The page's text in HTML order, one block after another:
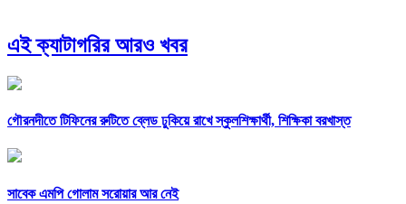
এই ক্যাটাগরির আরও খবর
গৌরনদীতে টিফিনের রুটিতে ব্লেড ঢুকিয়ে রাখে স্কুলশিক্ষার্থী, শিক্ষিকা বরখাস্ত
সাবেক এমপি গোলাম সরোয়ার আর নেই